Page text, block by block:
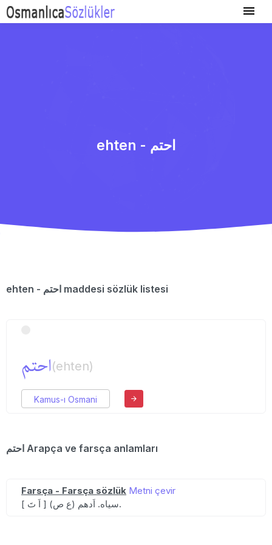
ehten - احتم
ehten - احتم maddesi sözlük listesi
احتم(ehten)
Kamus-ı Osmani
احتم Arapça ve farsça anlamları
Farsça - Farsça sözlük Metni çevir
[ اَ تَ ] (ع ص) سیاه. اَدهم.